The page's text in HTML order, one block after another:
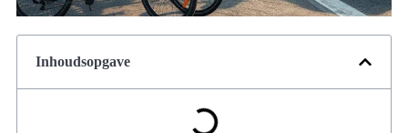
Inhoudsopgave